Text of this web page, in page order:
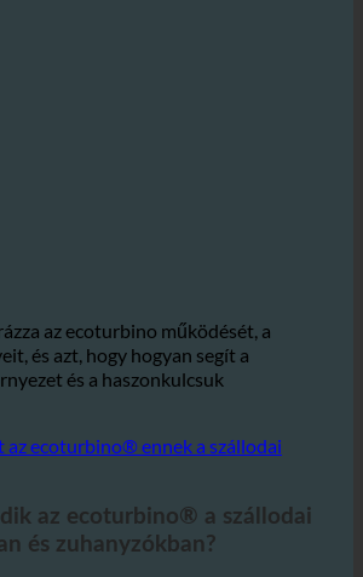
az ecoturbino működését, a
és azt, hogy hogyan segít a
és a haszonkulcsuk
az ecoturbino® ennek a szállodai
az ecoturbino® a szállodai